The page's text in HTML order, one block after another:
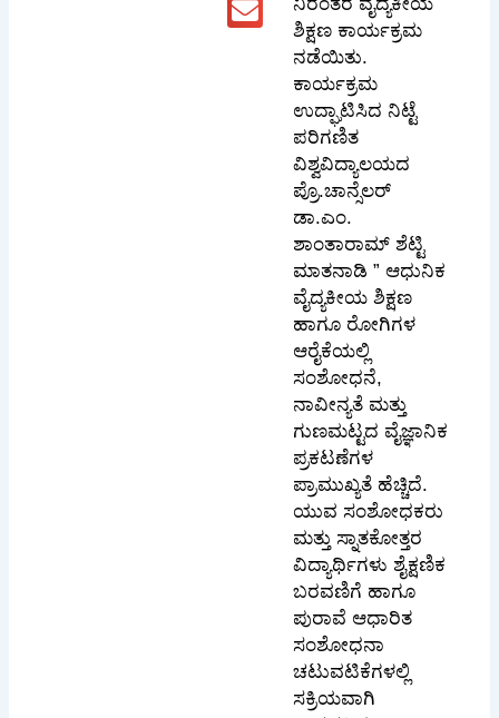
ಶಿಕ್ಷಣ ಕಾರ್ಯಕ್ರಮ
ನಡೆಯಿತು.
ಕಾರ್ಯಕ್ರಮ
ಉದ್ಘಾಟಿಸಿದ ನಿಟ್ಟೆ
ಪರಿಗಣಿತ
ವಿಶ್ವವಿದ್ಯಾಲಯದ
ಪ್ರೊ.ಚಾನ್ಸೆಲರ್
ಡಾ.ಎಂ.
ಶಾಂತಾರಾಮ್ ಶೆಟ್ಟಿ
ಮಾತನಾಡಿ ” ಆಧುನಿಕ
ವೈದ್ಯಕೀಯ ಶಿಕ್ಷಣ
ಹಾಗೂ ರೋಗಿಗಳ
ಆರೈಕೆಯಲ್ಲಿ
ಸಂಶೋಧನೆ,
ನಾವೀನ್ಯತೆ ಮತ್ತು
ಗುಣಮಟ್ಟದ ವೈಜ್ಞಾನಿಕ
ಪ್ರಕಟಣೆಗಳ
ಪ್ರಾಮುಖ್ಯತೆ ಹೆಚ್ಚಿದೆ.
ಯುವ ಸಂಶೋಧಕರು
ಮತ್ತು ಸ್ನಾತಕೋತ್ತರ
ವಿದ್ಯಾರ್ಥಿಗಳು ಶೈಕ್ಷಣಿಕ
ಬರವಣಿಗೆ ಹಾಗೂ
ಪುರಾವೆ ಆಧಾರಿತ
ಸಂಶೋಧನಾ
ಚಟುವಟಿಕೆಗಳಲ್ಲಿ
ಸಕ್ರಿಯವಾಗಿ